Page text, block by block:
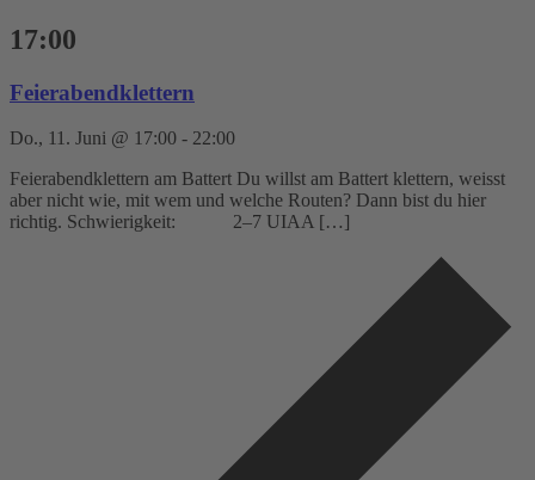
17:00
Feierabendklettern
Do., 11. Juni @ 17:00 - 22:00
Feierabendklettern am Battert Du willst am Battert klettern, weisst
aber nicht wie, mit wem und welche Routen? Dann bist du hier
richtig. Schwierigkeit: 2–7 UIAA […]